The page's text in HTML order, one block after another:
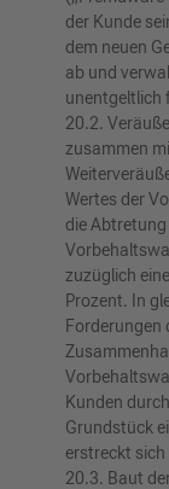
der Kunde
dem neuen
ab und
unentgeltlich
20.2.
zusammen
Wertes der
die
zuzüglich
Prozent. In
Forderungen
Kunden
Grundstück
erstreckt
20.3. Baut